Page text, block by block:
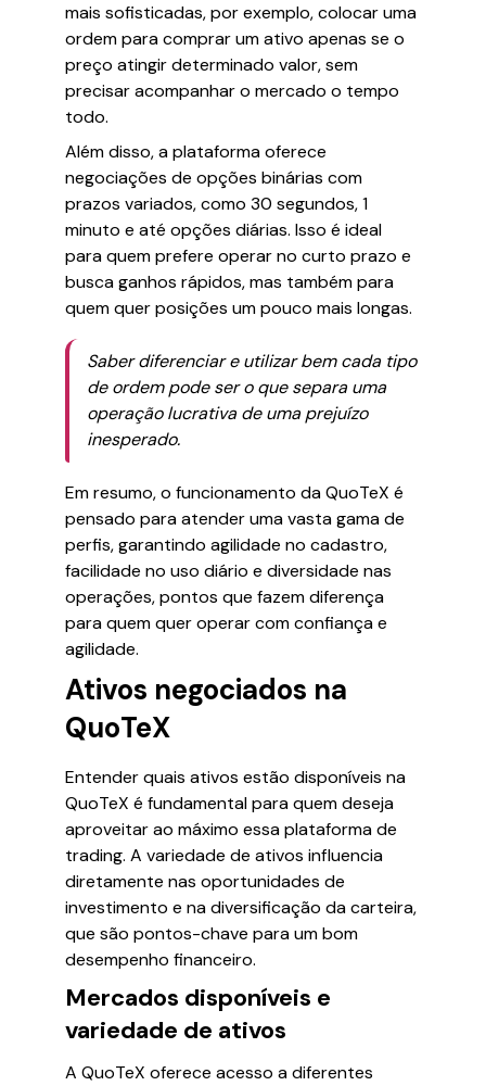
mais sofisticadas, por exemplo, colocar uma
ordem para comprar um ativo apenas se o
preço atingir determinado valor, sem
precisar acompanhar o mercado o tempo
todo.
Além disso, a plataforma oferece
negociações de opções binárias com
prazos variados, como 30 segundos, 1
minuto e até opções diárias. Isso é ideal
para quem prefere operar no curto prazo e
busca ganhos rápidos, mas também para
quem quer posições um pouco mais longas.
Saber diferenciar e utilizar bem cada tipo
de ordem pode ser o que separa uma
operação lucrativa de uma prejuízo
inesperado.
Em resumo, o funcionamento da QuoTeX é
pensado para atender uma vasta gama de
perfis, garantindo agilidade no cadastro,
facilidade no uso diário e diversidade nas
operações, pontos que fazem diferença
para quem quer operar com confiança e
agilidade.
Ativos negociados na
QuoTeX
Entender quais ativos estão disponíveis na
QuoTeX é fundamental para quem deseja
aproveitar ao máximo essa plataforma de
trading. A variedade de ativos influencia
diretamente nas oportunidades de
investimento e na diversificação da carteira,
que são pontos-chave para um bom
desempenho financeiro.
Mercados disponíveis e
variedade de ativos
A QuoTeX oferece acesso a diferentes